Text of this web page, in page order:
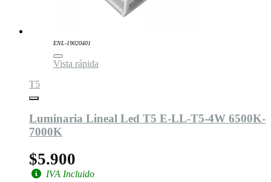
ENL-19020401
Vista rápida
T5
Luminaria Lineal Led T5 E-LL-T5-4W 6500K-
7000K
$5.900
IVA Incluido